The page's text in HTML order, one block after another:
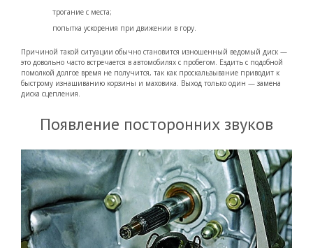
трогание с места;
попытка ускорения при движении в гору.
Причиной такой ситуации обычно становится изношенный ведомый диск —
это довольно часто встречается в автомобилях с пробегом. Ездить с подобной
помолкой долгое время не получится, так как проскальзывание приводит к
быстрому изнашиванию корзины и маховика. Выход только один — замена
диска сцепления.
Появление посторонних звуков